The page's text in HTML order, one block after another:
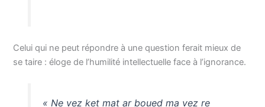
Celui qui ne peut répondre à une question ferait mieux de
se taire : éloge de l’humilité intellectuelle face à l’ignorance.
« Ne vez ket mat ar boued ma vez re